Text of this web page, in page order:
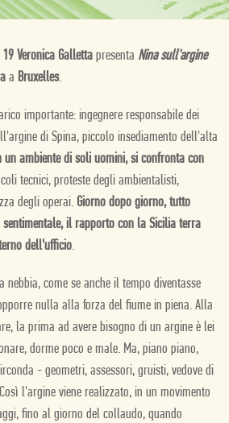
19 Veronica Galletta presenta Nina sull'argine
a Bruxelles.
importante: ingegnere responsabile dei
di Spina, piccolo insediamento dell'alta
un ambiente di soli uomini, si confronta con
tecnici, proteste degli ambientalisti,
degli operai. Giorno dopo giorno, tutto
il rapporto con la Sicilia terra
dell'ufficio.
nebbia, come se anche il tempo diventasse
nulla alla forza del fiume in piena. Alla
la prima ad avere bisogno di un argine è lei
dorme poco e male. Ma, piano piano,
- geometri, assessori, gruisti, vedove di
l'argine viene realizzato, in un movimento
fino al giorno del collaudo, quando